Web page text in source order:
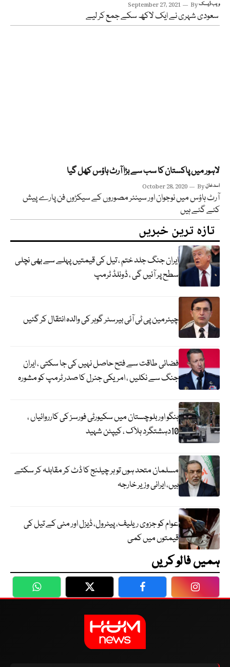
September 27, 2021 Byویب ڈیسک
سعودی شہری نے ایک لاکھ سکے جمع کر لیے
لاہور میں پاکستان کا سب سے بڑا آرٹ ہاؤس کھل گیا
October 28, 2020 Byاسد خان
آرٹ ہاؤس میں نوجوان اور سینئر مصوروں کے سیکڑوں فن پارے پیش
کئے گئے ہیں
تازہ ترین خبریں
ایران جنگ جلد ختم ، تیل کی قیمتیں پہلے سے بھی نچلی
سطح پر آئیں گی ، ڈونلڈ ٹرمپ
چیئرمین پی ٹی آئی بیرسٹر گوہر کی والدہ انتقال کر گئیں
فضائی طاقت سے فتح حاصل نہیں کی جا سکتی ، ایران
جنگ سے نکلیں ، امریکی جنرل کا صدر ٹرمپ کو مشورہ
ہنگو اور بلوچستان میں سکیورٹی فورسز کی کارروائیاں ،
10دہشتگرد ہلاک ، کیپٹن شہید
مسلمان متحد ہوں تو ہر چیلنج کا ڈٹ کر مقابلہ کر سکتے
ہیں، ایرانی وزیر خارجہ
عوام کو جزوی ریلیف، پیٹرول، ڈیزل اور مٹی کے تیل کی
قیمتوں میں کمی
ہمیں فالو کریں
WhatsApp Twitter Facebook